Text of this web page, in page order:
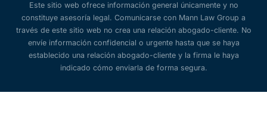
Este sitio web ofrece información general únicamente y no
constituye asesoría legal. Comunicarse con Mann Law Group a
través de este sitio web no crea una relación abogado-cliente. No
envíe información confidencial o urgente hasta que se haya
establecido una relación abogado-cliente y la firma le haya
indicado cómo enviarla de forma segura.